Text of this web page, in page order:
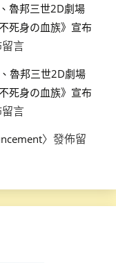
魯邦三世2D劇場
死身の血族》宣布
言
魯邦三世2D劇場
死身の血族》宣布
言
〉發佈留